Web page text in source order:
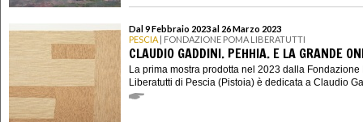
Dal 9 Febbraio 2023 al 26 Marzo 2023
PESCIA | FONDAZIONE POMA LIBERATUTTI
CLAUDIO GADDINI. PEHHIA. E LA GRANDE
La prima mostra prodotta nel 2023 dalla Fondazione
Liberatutti di Pescia (Pistoia) è dedicata a Claudio